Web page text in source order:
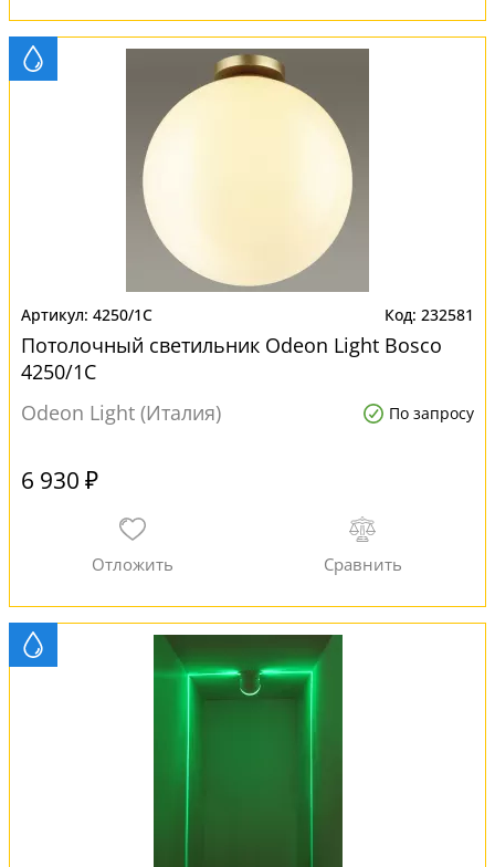
4250/1C 232581
Потолочный светильник Odeon Light Bosco
4250/1C
Odeon Light (Италия)
По запросу
6 930 ₽